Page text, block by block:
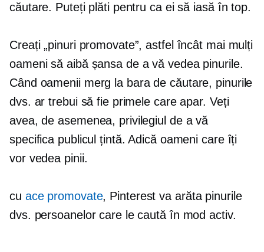
căutare. Puteți plăti pentru ca ei să iasă în top.
Creați „pinuri promovate”, astfel încât mai mulți
oameni să aibă șansa de a vă vedea pinurile.
Când oamenii merg la bara de căutare, pinurile
dvs. ar trebui să fie primele care apar. Veți
avea, de asemenea, privilegiul de a vă
specifica publicul țintă. Adică oameni care îți
vor vedea pinii.
cu ace promovate, Pinterest va arăta pinurile
dvs. persoanelor care le caută în mod activ.